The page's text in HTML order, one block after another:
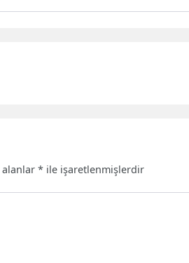
alanlar* ile işaretlenmişlerdir